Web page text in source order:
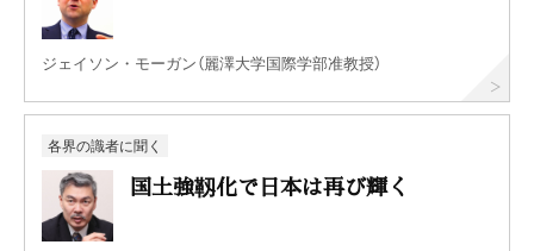
ジェイソン・モーガン（麗澤大学国際学部准教授）
各界の識者に聞く
国土強靱化で日本は再び輝く